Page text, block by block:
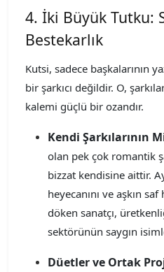
4. İki Büyük Tutku:
Bestekarlık
Kutsi, sadece başkalarının
bir şarkıcı değildir. O,
kalemi güçlü bir ozandır.
Kendi Şarkılarının
olan pek çok romantik
bizzat kendisine aittir.
heyecanını ve aşkın
döken sanatçı,
sektörünün saygın
Düetler ve Ortak